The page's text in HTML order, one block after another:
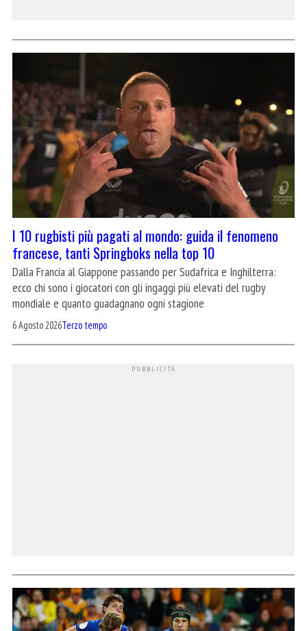
I 10 rugbisti più pagati al mondo: guida il fenomeno
francese, tanti Springboks nella top 10
Dalla Francia al Giappone passando per Sudafrica e Inghilterra:
ecco chi sono i giocatori con gli ingaggi più elevati del rugby
mondiale e quanto guadagnano ogni stagione
6 Agosto 2026Terzo tempo